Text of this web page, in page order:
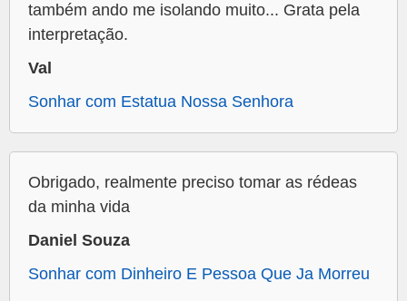
também ando me isolando muito... Grata pela
interpretação.
Val
Sonhar com Estatua Nossa Senhora
Obrigado, realmente preciso tomar as rédeas
da minha vida
Daniel Souza
Sonhar com Dinheiro E Pessoa Que Ja Morreu